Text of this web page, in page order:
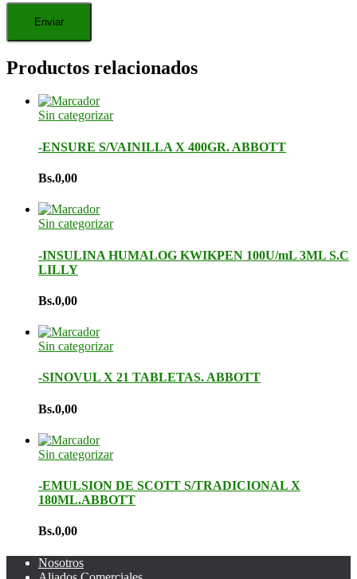
Productos relacionados
Sin categorizar
-ENSURE S/VAINILLA X 400GR. ABBOTT
Bs.0,00
Sin categorizar
-INSULINA HUMALOG KWIKPEN 100U/mL 3ML S.C
LILLY
Bs.0,00
Sin categorizar
-SINOVUL X 21 TABLETAS. ABBOTT
Bs.0,00
Sin categorizar
-EMULSION DE SCOTT S/TRADICIONAL X
180ML.ABBOTT
Bs.0,00
Nosotros